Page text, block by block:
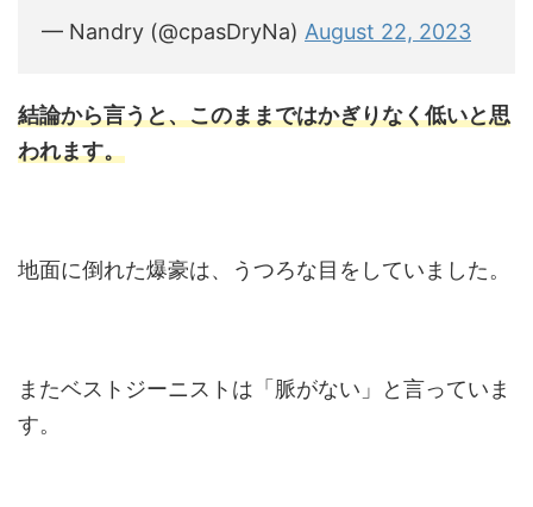
— Nandry (@cpasDryNa) August 22, 2023
結論から言うと、このままではかぎりなく低いと思
われます。
地面に倒れた爆豪は、うつろな目をしていました。
またベストジーニストは「脈がない」と言っていま
す。